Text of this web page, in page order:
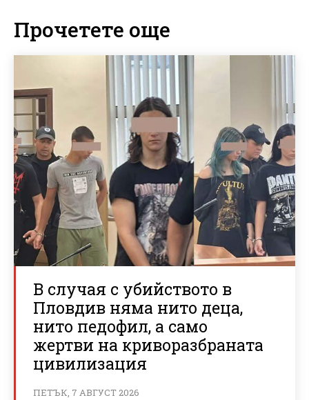
Прочетете още
В случая с убийството в
Пловдив няма нито деца,
нито педофил, а само
жертви на криворазбраната
цивилизация
ПЕТЪК, 7 АВГУСТ 2026